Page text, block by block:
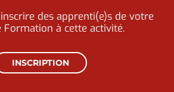
des apprenti(e)s de votre
Formation à cette activité.
INSCRIPTION